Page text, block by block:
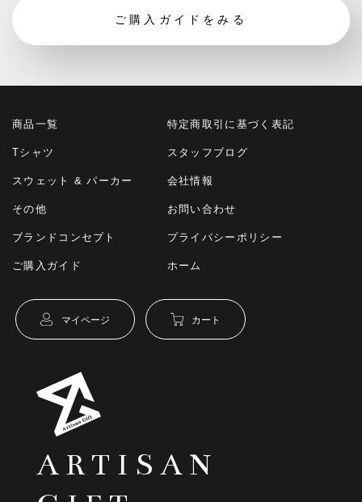
ご購入ガイドをみる
ARTISAN
商品一覧 特定商取引に基づく表記
Tシャツ スタッフブログ
スウェット & パーカー 会社情報
その他 お問い合わせ
ブランドコンセプト プライバシーポリシー
ご購入ガイド ホーム
マイページ カート